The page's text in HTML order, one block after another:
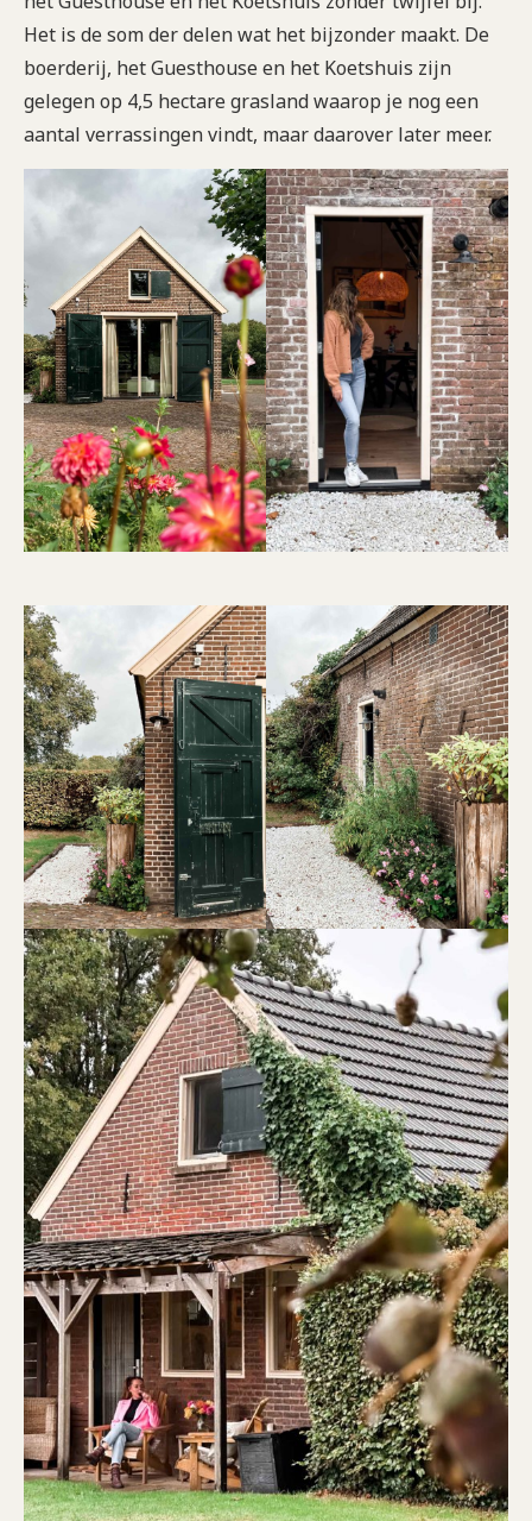
Het is de som der delen wat het bijzonder maakt. De
boerderij, het Guesthouse en het Koetshuis zijn
gelegen op 4,5 hectare grasland waarop je nog een
aantal verrassingen vindt, maar daarover later meer.